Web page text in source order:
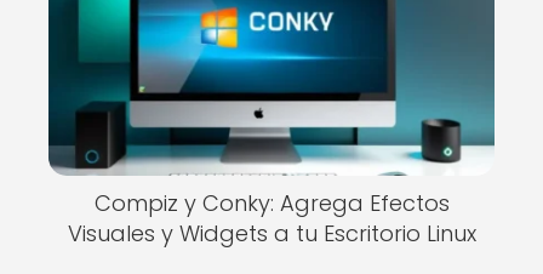
Compiz y Conky: Agrega Efectos
Visuales y Widgets a tu Escritorio Linux